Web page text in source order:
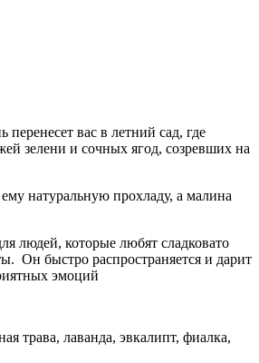
вас в летний сад, где
зелени и сочных ягод, созревших на
натуральную прохладу, а малина
людей, которые любят сладковато
Он быстро распространяется и дарит
эмоций
трава, лаванда, эвкалипт, фиалка,